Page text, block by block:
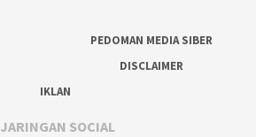
PEDOMAN MEDIA SIBER
DISCLAIMER
IKLAN
JARINGAN SOCIAL